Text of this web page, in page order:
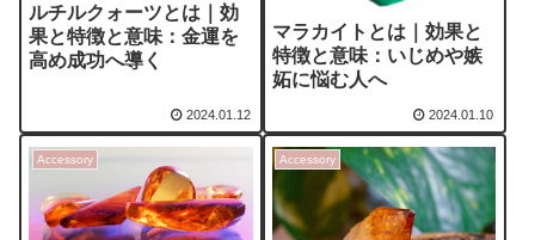
ルチルクォーツとは｜効
果と特徴と意味：金運を
高め成功へ導く
2024.01.12
マラカイトとは｜効果と
特徴と意味：いじめや嫉
妬に悩む人へ
2024.01.10
Accessory Accessory